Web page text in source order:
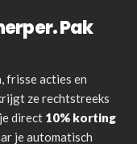
Pak
frisse acties en
ze rechtstreeks
direct 10% korting
je automatisch